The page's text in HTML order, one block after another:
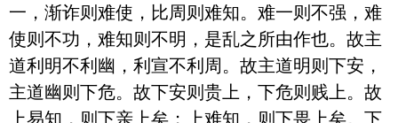
一，渐诈则难使，比周则难知。难一则不强，难
使则不功，难知则不明，是乱之所由作也。故主
道利明不利幽，利宣不利周。故主道明则下安，
主道幽则下危。故下安则贵上，下危则贱上。故
上易知，则下亲上矣；上难知，则下畏上矣。下